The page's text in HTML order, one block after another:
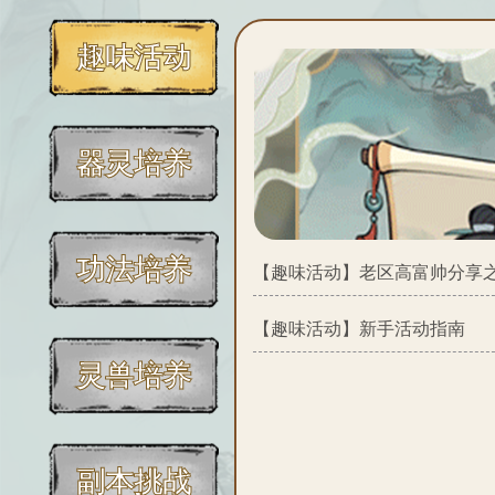
趣味活动
器灵培养
功法培养
灵兽培养
副本挑战
【趣味活动】 老区高富帅分享
【趣味活动】 新手活动指南